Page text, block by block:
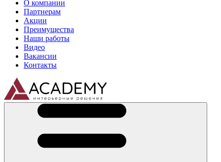
О компании
Партнерам
Акции
Преимущества
Наши работы
Видео
Вакансии
Контакты